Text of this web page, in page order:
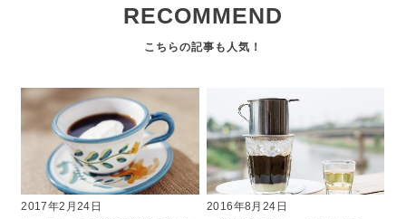
RECOMMEND
2017年2月24日
2016年8月24日